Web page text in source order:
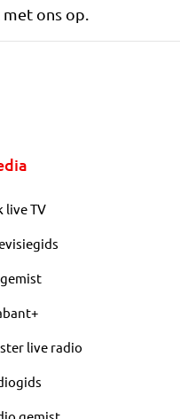
ons op.
live TV
live radio